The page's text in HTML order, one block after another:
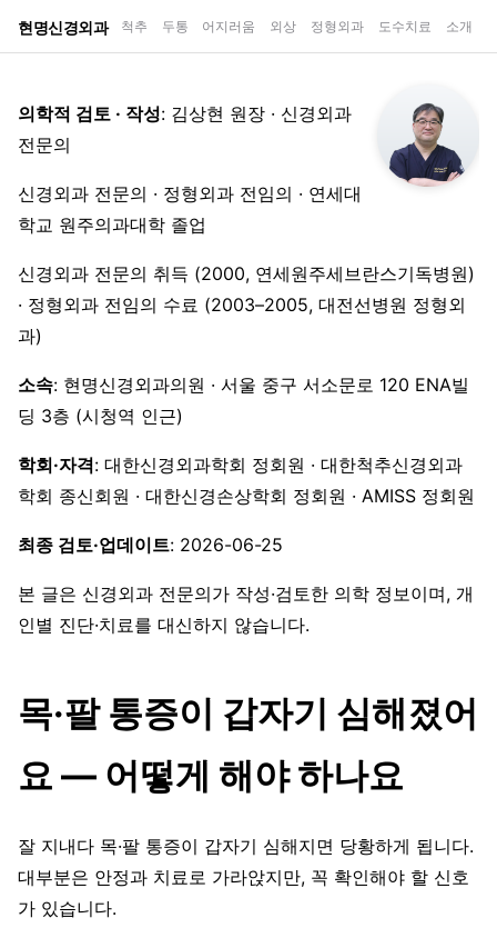
현명신경외과 척추 두통 어지러움 외상 정형외과 도수치료 소개
의학적 검토 · 작성: 김상현 원장 · 신경외과
전문의
신경외과 전문의 · 정형외과 전임의 · 연세대
학교 원주의과대학 졸업
신경외과 전문의 취득 (2000, 연세원주세브란스기독병원)
· 정형외과 전임의 수료 (2003–2005, 대전선병원 정형외
과)
소속: 현명신경외과의원 · 서울 중구 서소문로 120 ENA빌
딩 3층 (시청역 인근)
학회·자격: 대한신경외과학회 정회원 · 대한척추신경외과
학회 종신회원 · 대한신경손상학회 정회원 · AMISS 정회원
최종 검토·업데이트: 2026-06-25
본 글은 신경외과 전문의가 작성·검토한 의학 정보이며, 개
인별 진단·치료를 대신하지 않습니다.
목·팔 통증이 갑자기 심해졌어
요 — 어떻게 해야 하나요
잘 지내다 목·팔 통증이 갑자기 심해지면 당황하게 됩니다.
대부분은 안정과 치료로 가라앉지만, 꼭 확인해야 할 신호
가 있습니다.